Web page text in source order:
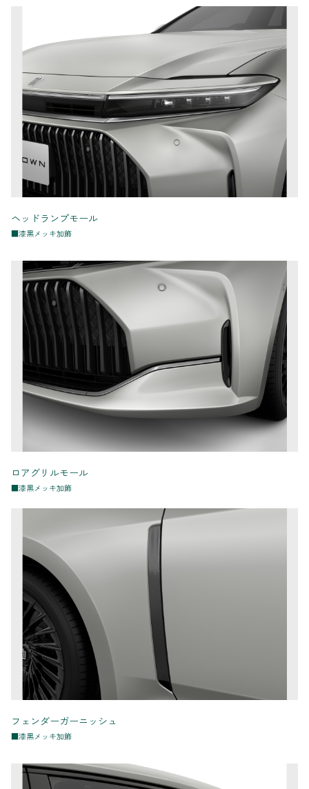
ヘッドランプモール
■漆黒メッキ加飾
ロアグリルモール
■漆黒メッキ加飾
フェンダーガーニッシュ
■漆黒メッキ加飾